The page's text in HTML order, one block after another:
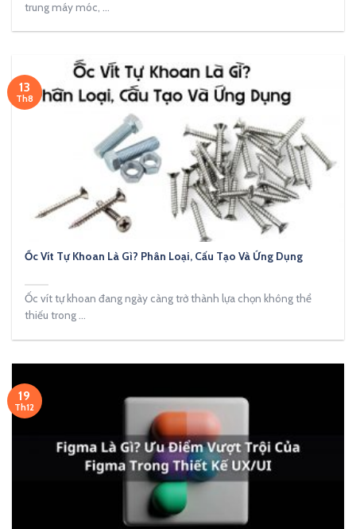
trung máy móc, ...
Ốc Vít Tự Khoan Là Gì? Phân Loại, Cấu Tạo Và Ứng Dụng
Ốc vít tự khoan đang ngày càng trở thành lựa chọn không thể
thiếu trong ...
13
Th8
19
Th12